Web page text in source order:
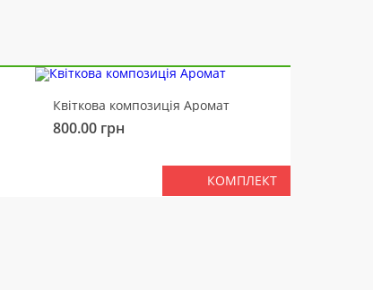
Квіткова композиція Аромат
800.00 грн
КОМПЛЕКТ